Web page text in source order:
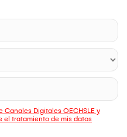
Digitales OECHSLE y
el tratamiento de mis datos